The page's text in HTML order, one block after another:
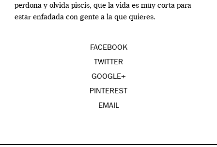
perdona y olvida piscis, que la vida es muy corta para
estar enfadada con gente a la que quieres.
FACEBOOK
TWITTER
GOOGLE+
PINTEREST
EMAIL